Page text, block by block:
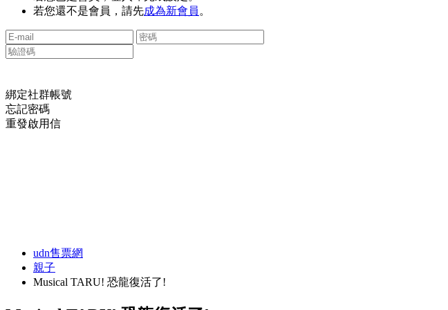
若您還不是會員，請先成為新會員 。
綁定社群帳號
忘記密碼
重發啟用信
udn售票網
親子
Musical TARU! 恐龍復活了!